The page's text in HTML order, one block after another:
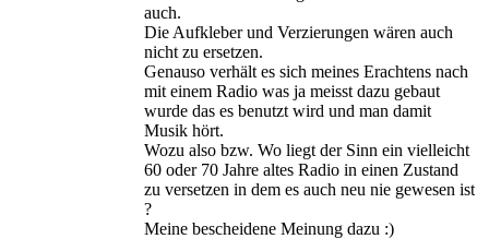
auch.
Die Aufkleber und Verzierungen wären auch
nicht zu ersetzen.
Genauso verhält es sich meines Erachtens nach
mit einem Radio was ja meisst dazu gebaut
wurde das es benutzt wird und man damit
Musik hört.
Wozu also bzw. Wo liegt der Sinn ein vielleicht
60 oder 70 Jahre altes Radio in einen Zustand
zu versetzen in dem es auch neu nie gewesen ist
?
Meine bescheidene Meinung dazu :)